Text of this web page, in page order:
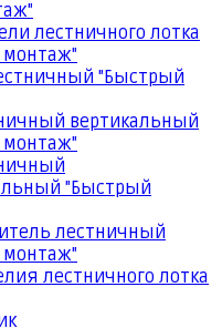
лестничного лотка
"Быстрый
вертикальный
"Быстрый
лестничный
лестничного лотка